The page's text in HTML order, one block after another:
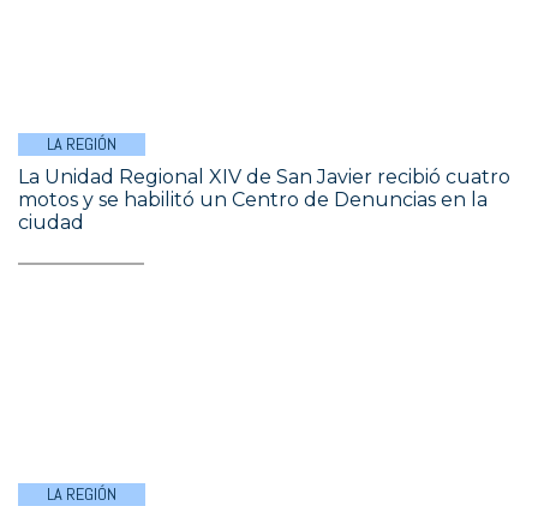
LA REGIÓN
La Unidad Regional XIV de San Javier recibió cuatro
motos y se habilitó un Centro de Denuncias en la
ciudad
LA REGIÓN